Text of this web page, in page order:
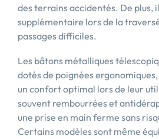
des terrains accidentés. De plus,
supplémentaire lors de la
passages difficiles.
Les bâtons métalliques
dotés de poignées
un confort optimal lors de leur
souvent rembourrées et
une prise en main ferme sans
Certains modèles sont même